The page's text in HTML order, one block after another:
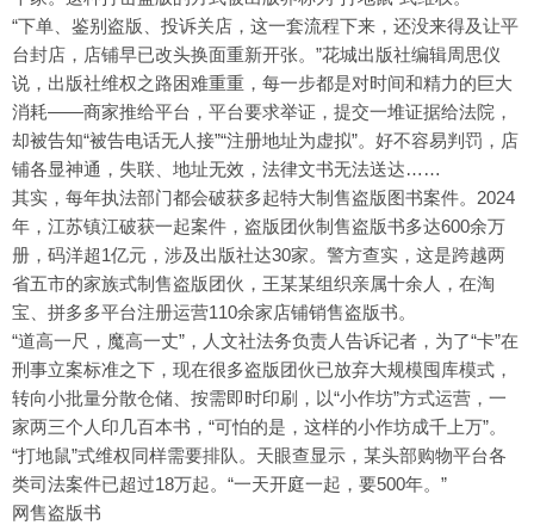
“下单、鉴别盗版、投诉关店，这一套流程下来，还没来得及让平
台封店，店铺早已改头换面重新开张。”花城出版社编辑周思仪
说，出版社维权之路困难重重，每一步都是对时间和精力的巨大
消耗——商家推给平台，平台要求举证，提交一堆证据给法院，
却被告知“被告电话无人接”“注册地址为虚拟”。好不容易判罚，店
铺各显神通，失联、地址无效，法律文书无法送达……
其实，每年执法部门都会破获多起特大制售盗版图书案件。2024
年，江苏镇江破获一起案件，盗版团伙制售盗版书多达600余万
册，码洋超1亿元，涉及出版社达30家。警方查实，这是跨越两
省五市的家族式制售盗版团伙，王某某组织亲属十余人，在淘
宝、拼多多平台注册运营110余家店铺销售盗版书。
“道高一尺，魔高一丈”，人文社法务负责人告诉记者，为了“卡”在
刑事立案标准之下，现在很多盗版团伙已放弃大规模囤库模式，
转向小批量分散仓储、按需即时印刷，以“小作坊”方式运营，一
家两三个人印几百本书，“可怕的是，这样的小作坊成千上万”。
“打地鼠”式维权同样需要排队。天眼查显示，某头部购物平台各
类司法案件已超过18万起。“一天开庭一起，要500年。”
网售盗版书